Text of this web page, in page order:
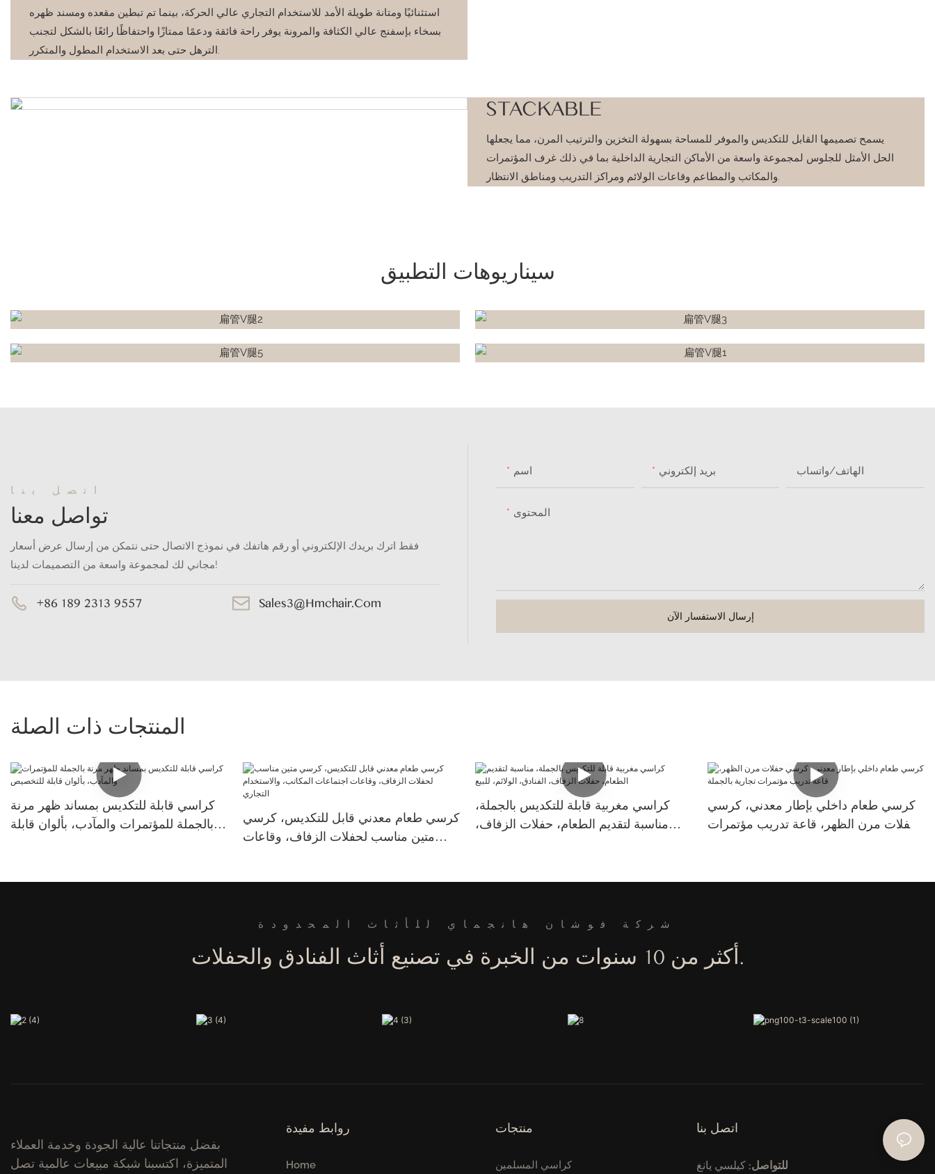
استثنائيًا ومتانة طويلة الأمد للاستخدام التجاري عالي الحركة، بينما تم تبطين مقعده ومسند ظهره
بسخاء بإسفنج عالي الكثافة والمرونة يوفر راحة فائقة ودعمًا ممتازًا واحتفاظًا رائعًا بالشكل لتجنب
الترهل حتى بعد الاستخدام المطول والمتكرر.
STACKABLE
يسمح تصميمها القابل للتكديس والموفر للمساحة بسهولة التخزين والترتيب المرن، مما يجعلها
الحل الأمثل للجلوس لمجموعة واسعة من الأماكن التجارية الداخلية بما في ذلك غرف المؤتمرات
سيناريوهات التطبيق
اتصل بنا
تواصل معنا
فقط اترك بريدك الإلكتروني أو رقم هاتفك في نموذج الاتصال حتى نتمكن من إرسال عرض أسعار
مجاني لك لمجموعة واسعة من التصميمات لدينا!
+86 189 2313 9557 Sales3@hmchair.com
اسم بريد إلكتروني الهاتف/واتساب
المحتوى
إرسال الاستفسار الآن
المنتجات ذات الصلة
كراسي قابلة للتكديس بمساند ظهر مرنة
بالجملة للمؤتمرات والمآدب، بألوان قابلة
كرسي طعام معدني قابل للتكديس، كرسي
متين مناسب لحفلات الزفاف، وقاعات
كراسي مغربية قابلة للتكديس بالجملة،
مناسبة لتقديم الطعام، حفلات الزفاف،
كرسي طعام داخلي بإطار معدني، كرسي
حفلات مرن الظهر، قاعة تدريب مؤتمرات
شركة فوشان هانجماي للأثاث المحدودة
أكثر من 10 سنوات من الخبرة في تصنيع أثاث الفنادق والحفلات.
بفضل منتجاتنا عالية الجودة وخدمة العملاء
المتميزة، اكتسبنا شبكة مبيعات عالمية تصل
روابط مفيدة
Home
منتجات
كراسي المسلمين
اتصل بنا
للتواصل: كيلسي يانغ